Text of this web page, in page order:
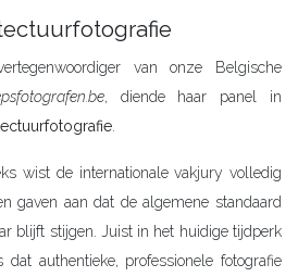
van onze Belgische
, diende haar panel in
wist de internationale vakjury volledig
gaven aan dat de algemene standaard
blijft stijgen. Juist in het huidige tijdperk
authentieke, professionele fotografie